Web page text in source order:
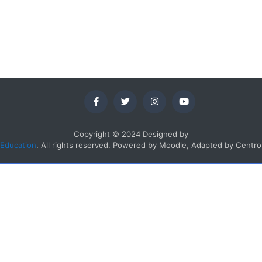
Copyright © 2024 Designed by
. All rights reserved. Powered by Moodle, Adapted by Centro